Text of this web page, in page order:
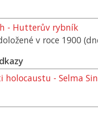
- Hutterův rybník
v roce 1900
holocaustu - Selma